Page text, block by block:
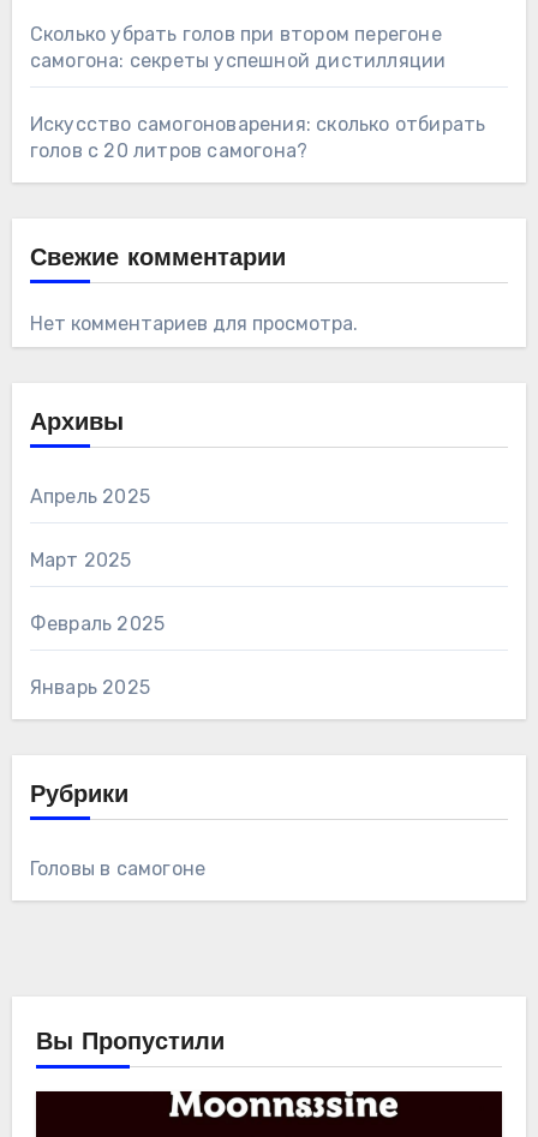
Сколько убрать голов при втором перегоне
самогона: секреты успешной дистилляции
Искусство самогоноварения: сколько отбирать
голов с 20 литров самогона?
Свежие комментарии
Нет комментариев для просмотра.
Архивы
Апрель 2025
Март 2025
Февраль 2025
Январь 2025
Рубрики
Головы в самогоне
Вы Пропустили